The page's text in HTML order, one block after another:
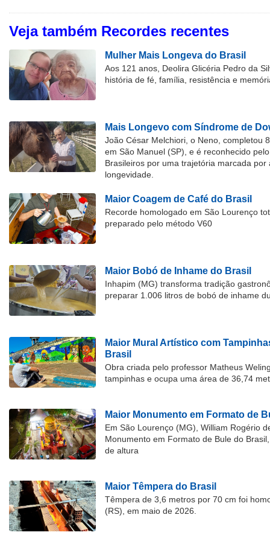
Veja também Recordes recentes
Mulher Mais Longeva do Brasil
Aos 121 anos, Deolira Glicéria Pedro da
história de fé, família, resistência e
Mais Longevo com Síndrome de
João César Melchiori, o Neno, completou
em São Manuel (SP), e é reconhecido
Brasileiros por uma trajetória marcada por
longevidade.
Maior Coagem de Café do Brasil
Recorde homologado em São Lourenço
preparado pelo método V60
Maior Bobó de Inhame do Brasil
Inhapim (MG) transforma tradição
preparar 1.006 litros de bobó de inhame
Maior Mural Artístico com
Brasil
Obra criada pelo professor Matheus
tampinhas e ocupa uma área de 36,74
Maior Monumento em Formato de
Em São Lourenço (MG), William Rogério
Monumento em Formato de Bule do
de altura
Maior Têmpera do Brasil
Têmpera de 3,6 metros por 70 cm foi
(RS), em maio de 2026.